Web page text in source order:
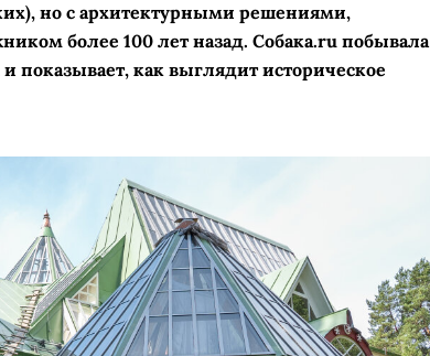
но с архитектурными решениями,
более 100 лет назад. Собака.ru побывала
показывает, как выглядит историческое